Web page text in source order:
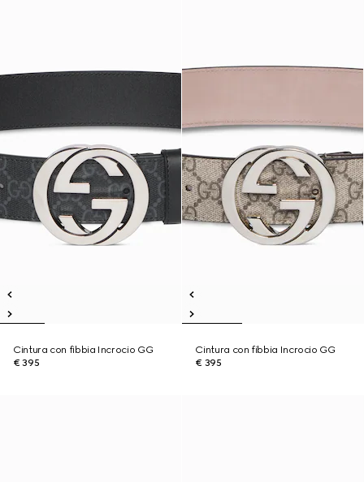
Cintura con fibbia Incrocio GG
€ 395
Cintura con fibbia Incrocio GG
€ 395